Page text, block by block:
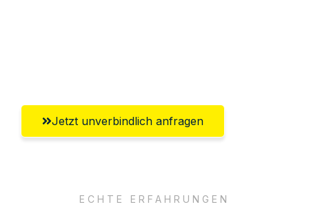
Jetzt unverbindlich anfragen
ECHTE ERFAHRUNGEN